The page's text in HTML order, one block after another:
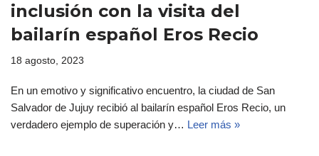
inclusión con la visita del
bailarín español Eros Recio
18 agosto, 2023
En un emotivo y significativo encuentro, la ciudad de San
Salvador de Jujuy recibió al bailarín español Eros Recio, un
verdadero ejemplo de superación y… Leer más »